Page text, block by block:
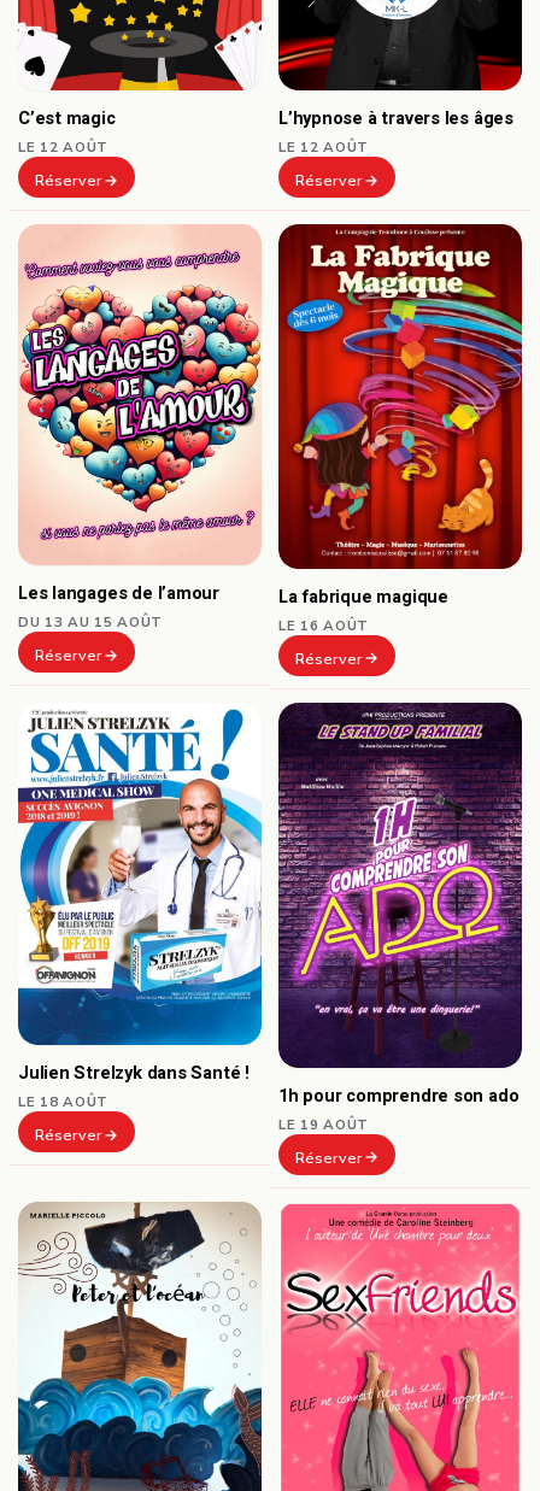
C’est magic
LE 12 AOÛT
Réserver
L’hypnose à travers les âges
LE 12 AOÛT
Réserver
Les langages de l’amour
DU 13 AU 15 AOÛT
Réserver
La fabrique magique
LE 16 AOÛT
Réserver
Julien Strelzyk dans Santé !
LE 18 AOÛT
Réserver
1h pour comprendre son ado
LE 19 AOÛT
Réserver